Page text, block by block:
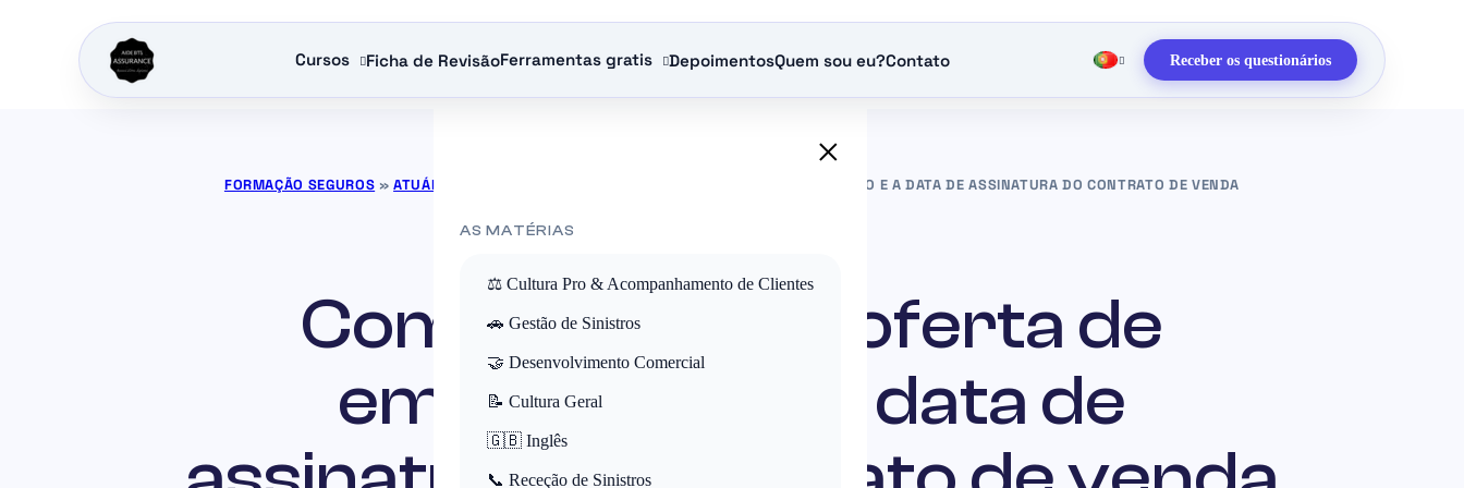
Cursos Ficha de RevisãoFerramentas gratis DepoimentosQuem sou eu?Contato Receber os questionários
×
AS MATÉRIAS
⚖️ Cultura Pro & Acompanhamento de Clientes
🚗 Gestão de Sinistros
🤝 Desenvolvimento Comercial
📝 Cultura Geral
🇬🇧 Inglês
📞 Receção de Sinistros
FORMAÇÃO SEGUROS »ATUÁRIOS DE SEGUROS COMPREENDER A OFERTA DE EMPRÉSTIMO E A DATA DE ASSINATURA DO CONTRATO DE VENDA
Compreender a oferta de
empréstimo e a data de